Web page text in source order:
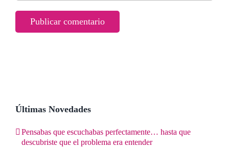
Últimas Novedades
Pensabas que escuchabas perfectamente… hasta que
descubriste que el problema era entender